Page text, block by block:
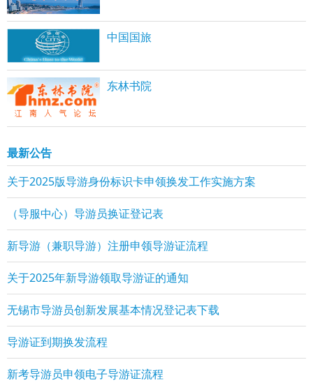
中国国旅
东林书院
最新公告
关于2025版导游身份标识卡申领换发工作实施方案
（导服中心）导游员换证登记表
新导游（兼职导游）注册申领导游证流程
关于2025年新导游领取导游证的通知
无锡市导游员创新发展基本情况登记表下载
导游证到期换发流程
新考导游员申领电子导游证流程